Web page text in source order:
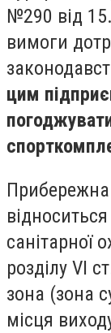
№290 від
вимоги
цим
Прибережна
санітарної
розділу VI
зона (зона
місця